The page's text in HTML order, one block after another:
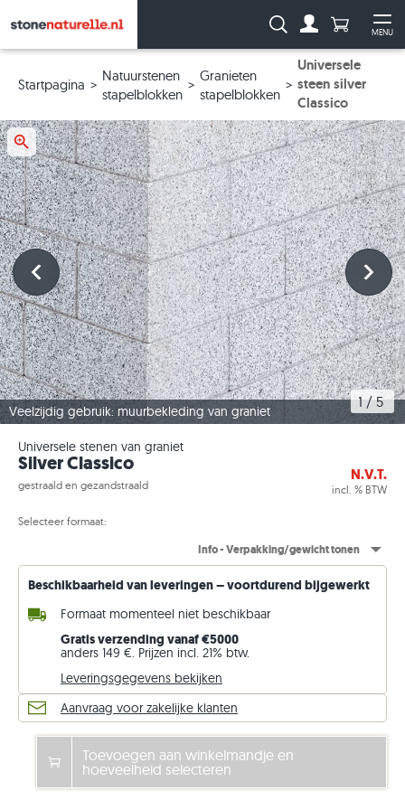
MENU
Zoeken: Aantal
Startpagina
Natuurstenen
stapelblokken
Granieten
stapelblokken
Universele
steen silver
Classico
Veelzijdig gebruik: muurbekleding van graniet
1 / 5
Universele stenen van graniet
Silver Classico
gestraald en gezandstraald
N.V.T.
incl. % BTW
Selecteer formaat:
Info - Verpakking/gewicht tonen
Beschikbaarheid van leveringen – voortdurend bijgewerkt
Formaat momenteel niet beschikbaar
Gratis verzending vanaf €5000
anders 149 €. Prijzen incl. 21% btw.
Leveringsgegevens bekijken
Aanvraag voor zakelijke klanten
Toevoegen aan winkelmandje en
hoeveelheid selecteren